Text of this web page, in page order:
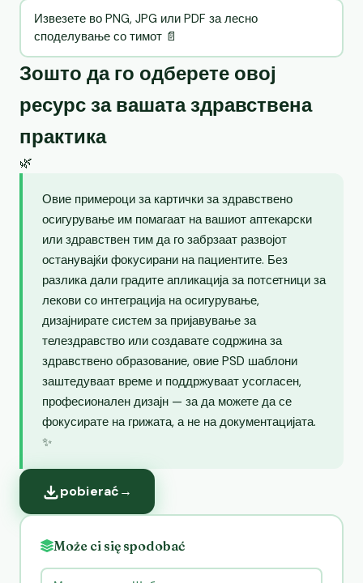
Извезете во PNG, JPG или PDF за лесно
споделување со тимот 📄
Зошто да го одберете овој
ресурс за вашата здравствена
практика
🌿
Овие примероци за картички за здравствено
осигурување им помагаат на вашиот аптекарски
или здравствен тим да го забрзаат развојот
останувајќи фокусирани на пациентите. Без
разлика дали градите апликација за потсетници за
лекови со интеграција на осигурување,
дизајнирате систем за пријавување за
телездравство или создавате содржина за
здравствено образование, овие PSD шаблони
заштедуваат време и поддржуваат усогласен,
професионален дизајн — за да можете да се
фокусирате на грижата, а не на документацијата.
✨
pobierać→
Może ci się spodobać